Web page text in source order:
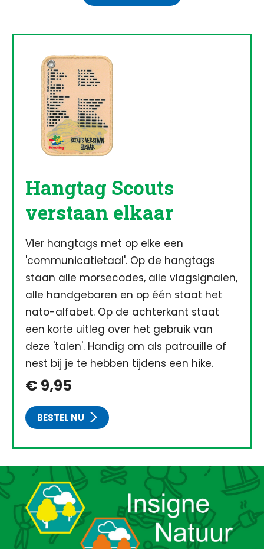
Hangtag Scouts
verstaan elkaar
Vier hangtags met op elke een
'communicatietaal'. Op de hangtags
staan alle morsecodes, alle vlagsignalen,
alle handgebaren en op één staat het
nato-alfabet. Op de achterkant staat
een korte uitleg over het gebruik van
deze 'talen'. Handig om als patrouille of
nest bij je te hebben tijdens een hike.
€ 9,95
BESTEL NU